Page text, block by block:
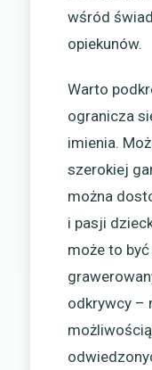
wśród
opiekunów.
Warto
ogranicza
imienia.
szerokiej
można
i pasji
może to
odkrywcy –